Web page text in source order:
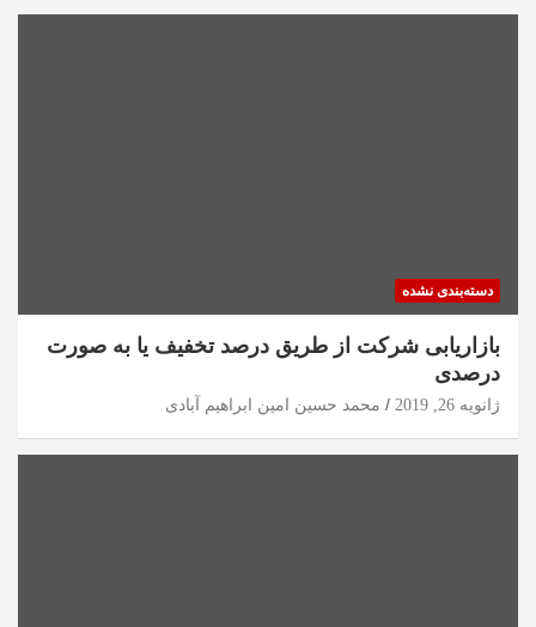
دسته‌بندی نشده
بازاریابی شرکت از طریق درصد تخفیف یا به صورت
درصدی
ژانویه 26, 2019 محمد حسین امین ابراهیم آبادی